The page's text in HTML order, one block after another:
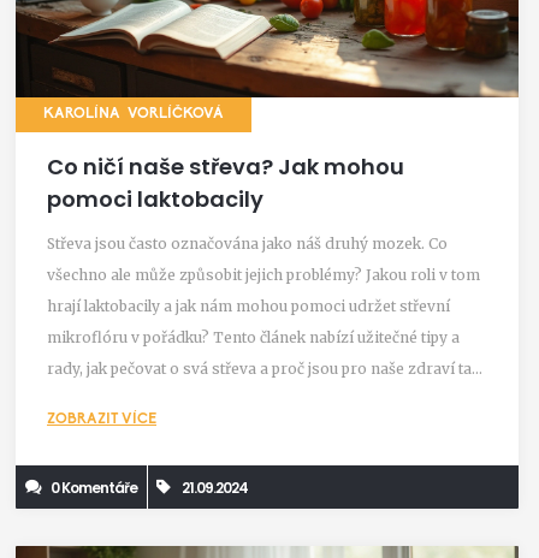
KAROLÍNA VORLÍČKOVÁ
Co ničí naše střeva? Jak mohou
pomoci laktobacily
Střeva jsou často označována jako náš druhý mozek. Co
všechno ale může způsobit jejich problémy? Jakou roli v tom
hrají laktobacily a jak nám mohou pomoci udržet střevní
mikroflóru v pořádku? Tento článek nabízí užitečné tipy a
rady, jak pečovat o svá střeva a proč jsou pro naše zdraví tak
ZOBRAZIT VÍCE
0 Komentáře 21.09.2024